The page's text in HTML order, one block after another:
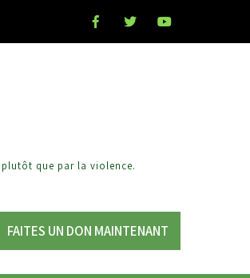
que par la violence.
FAITES UN DON MAINTENANT